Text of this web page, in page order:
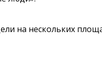
на нескольких